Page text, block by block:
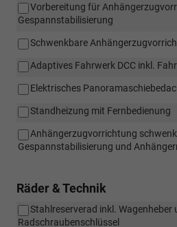
Vorbereitung für
Gespannstabilisierung
Schwenkbare
Adaptives Fahrwerk DCC inkl.
Elektrisches
Standheizung mit Fernbedienung
Anhängerzugvorrichtung
Gespannstabilisierung und
Räder & Technik
Stahlreserverad inkl. Wagenheber
Radschraubenschlüssel